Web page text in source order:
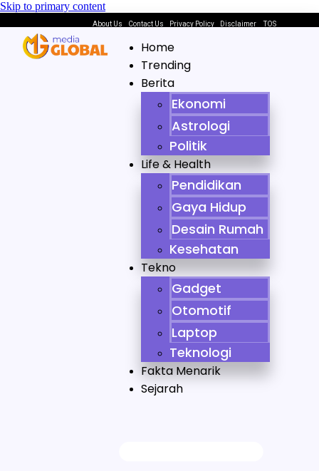
Skip to primary content
About Us Contact Us Privacy Policy DisclaimerTOS
Home
Trending
Berita
Ekonomi
Astrologi
Politik
Life & Health
Pendidikan
Gaya Hidup
Desain Rumah
Kesehatan
Tekno
Gadget
Otomotif
Laptop
Teknologi
Fakta Menarik
Sejarah